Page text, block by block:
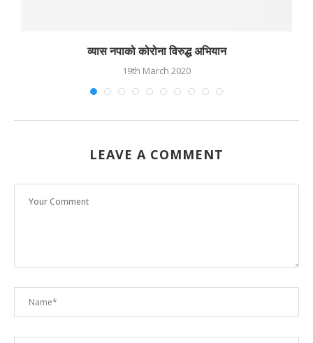
व्यास नपाको कोरोना विरुद्ध अभियान
19th March 2020
LEAVE A COMMENT